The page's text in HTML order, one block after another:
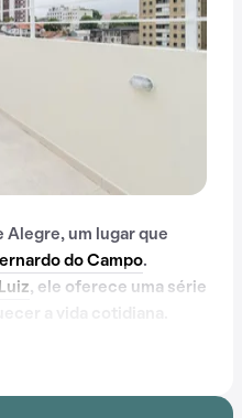
Alegre, um lugar que
do Campo.
, ele oferece uma série
Monte Alegre oferece um